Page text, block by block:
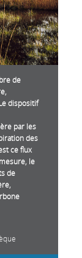
de
dispositif
par les
des
ce flux
le
de